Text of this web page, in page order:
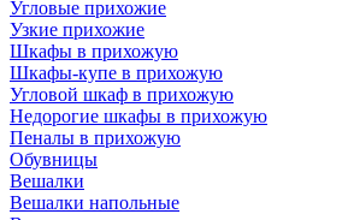
Угловые прихожие
Узкие прихожие
Шкафы в прихожую
Шкафы-купе в прихожую
Угловой шкаф в прихожую
Недорогие шкафы в прихожую
Пеналы в прихожую
Обувницы
Вешалки
Вешалки напольные